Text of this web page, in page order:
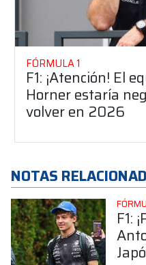
FÓRMULA 1
F1: ¡Atención! El
Horner estaría
volver en 2026
NOTAS
F1: